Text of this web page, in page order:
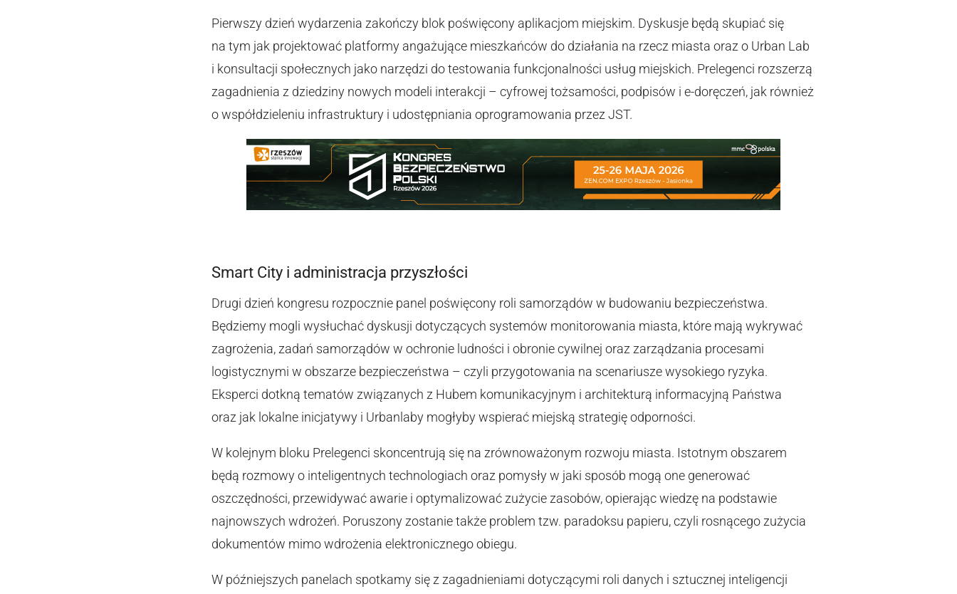
Pierwszy dzień wydarzenia zakończy blok poświęcony aplikacjom miejskim. Dyskusje będą skupiać się
na tym jak projektować platformy angażujące mieszkańców do działania na rzecz miasta oraz o Urban Lab
i konsultacji społecznych jako narzędzi do testowania funkcjonalności usług miejskich. Prelegenci rozszerzą
zagadnienia z dziedziny nowych modeli interakcji – cyfrowej tożsamości, podpisów i e-doręczeń, jak również
o współdzieleniu infrastruktury i udostępniania oprogramowania przez JST.
Smart City i administracja przyszłości
Drugi dzień kongresu rozpocznie panel poświęcony roli samorządów w budowaniu bezpieczeństwa.
Będziemy mogli wysłuchać dyskusji dotyczących systemów monitorowania miasta, które mają wykrywać
zagrożenia, zadań samorządów w ochronie ludności i obronie cywilnej oraz zarządzania procesami
logistycznymi w obszarze bezpieczeństwa – czyli przygotowania na scenariusze wysokiego ryzyka.
Eksperci dotkną tematów związanych z Hubem komunikacyjnym i architekturą informacyjną Państwa
oraz jak lokalne inicjatywy i Urbanlaby mogłyby wspierać miejską strategię odporności.
W kolejnym bloku Prelegenci skoncentrują się na zrównoważonym rozwoju miasta. Istotnym obszarem
będą rozmowy o inteligentnych technologiach oraz pomysły w jaki sposób mogą one generować
oszczędności, przewidywać awarie i optymalizować zużycie zasobów, opierając wiedzę na podstawie
najnowszych wdrożeń. Poruszony zostanie także problem tzw. paradoksu papieru, czyli rosnącego zużycia
dokumentów mimo wdrożenia elektronicznego obiegu.
W późniejszych panelach spotkamy się z zagadnieniami dotyczącymi roli danych i sztucznej inteligencji